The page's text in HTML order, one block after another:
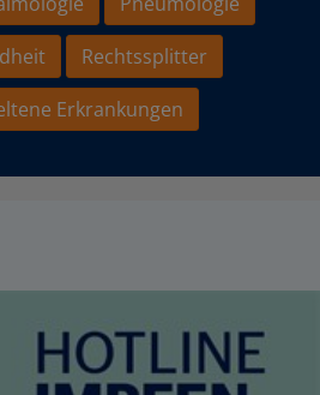
Rechtssplitter
Erkrankungen